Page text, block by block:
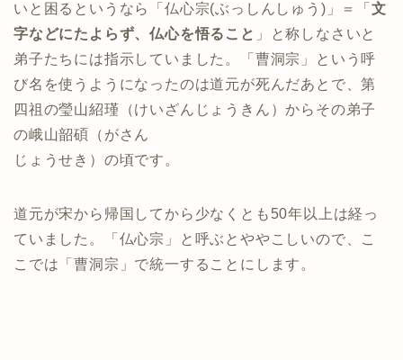
いと困るというなら「仏心宗(ぶっしんしゅう)」＝「 文
字などにたよらず、仏心を悟ること 」と称しなさいと
弟子たちには指示していました。「曹洞宗」という呼
び名を使うようになったのは道元が死んだあとで、第
四祖の瑩山紹瑾（けいざんじょうきん）からその弟子
の峨山韶碩（がさん
じょうせき）の頃です。
道元が宋から帰国してから少なくとも50年以上は経っ
ていました。「仏心宗」と呼ぶとややこしいので、こ
こでは「曹洞宗」で統一することにします。